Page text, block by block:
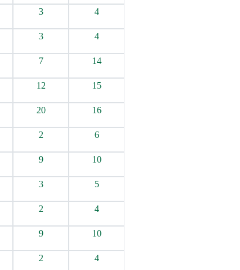
3 4
3 4
7 14
12 15
20 16
2 6
9 10
3 5
2 4
9 10
2 4